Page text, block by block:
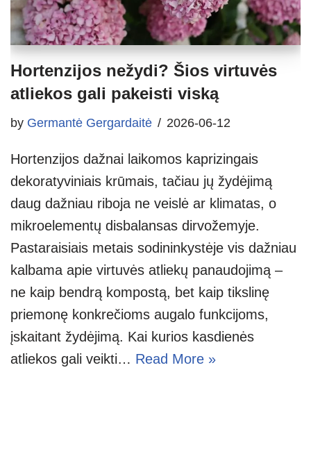
Hortenzijos nežydi? Šios virtuvės
atliekos gali pakeisti viską
by Germantė Gergardaitė 2026-06-12
Hortenzijos dažnai laikomos kaprizingais
dekoratyviniais krūmais, tačiau jų žydėjimą
daug dažniau riboja ne veislė ar klimatas, o
mikroelementų disbalansas dirvožemyje.
Pastaraisiais metais sodininkystėje vis dažniau
kalbama apie virtuvės atliekų panaudojimą –
ne kaip bendrą kompostą, bet kaip tikslinę
priemonę konkrečioms augalo funkcijoms,
įskaitant žydėjimą. Kai kurios kasdienės
atliekos gali veikti… Read More »